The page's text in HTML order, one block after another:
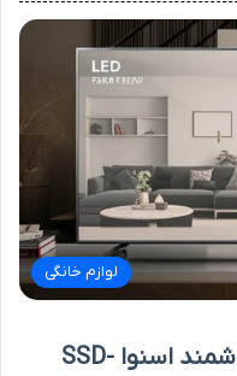
لوازم خانگی
بررسی تخصصی تلویزیون هوشمند اسنوا SSD-